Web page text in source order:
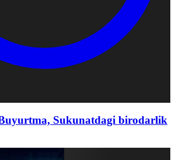
Sukunatdagi birodarlik